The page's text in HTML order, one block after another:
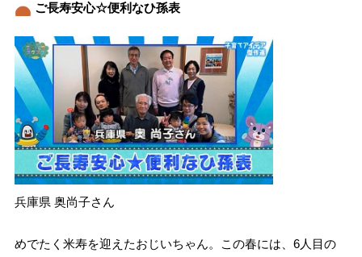
ご長寿安心☆便利なひ孫表
兵庫県 奥尚子さん
めでたく米寿を迎えたおじいちゃん。この春には、6人目の